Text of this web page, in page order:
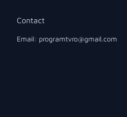
Contact
Email: programtvro@gmail.com